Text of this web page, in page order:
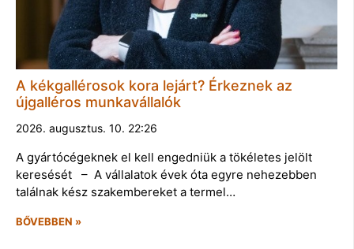
A kékgallérosok kora lejárt? Érkeznek az
újgalléros munkavállalók
2026. augusztus. 10. 22:26
A gyártócégeknek el kell engedniük a tökéletes jelölt
keresését – A vállalatok évek óta egyre nehezebben
találnak kész szakembereket a termel…
BŐVEBBEN »